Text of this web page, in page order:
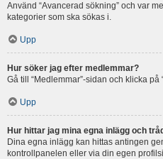
Använd “Avancerad sökning” och var
kategorier som ska sökas i.
Upp
Hur söker jag efter medlemmar?
Gå till “Medlemmar”-sidan och klicka på
Upp
Hur hittar jag mina egna inlägg och
Dina egna inlägg kan hittas antingen
kontrollpanelen eller via din egen